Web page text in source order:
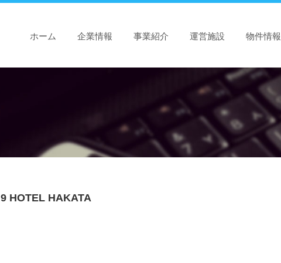
ホーム 企業情報 事業紹介 運営施設 物件情報
9 HOTEL HAKATA